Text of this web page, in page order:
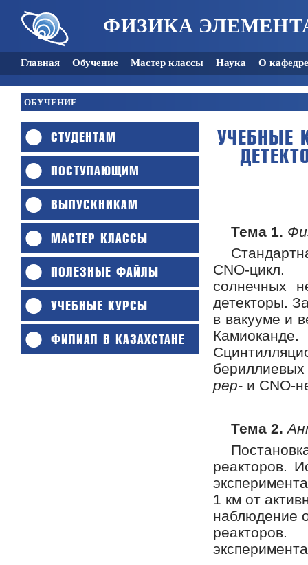
ФИЗИКА
Главная Обучение Мастер классы Наука О кафедре
ОБУЧЕНИЕ
СТУДЕНТАМ
ПОСТУПАЮЩИМ
ВЫПУСКНИКАМ
МАСТЕР КЛАССЫ
ПОЛЕЗНЫЕ ФАЙЛЫ
УЧЕБНЫЕ КУРСЫ
ФИЛИАЛ В КАЗАХСТАНЕ
УЧЕБНЫЕ
Тема 1.
CNO-цикл.
солнечных
детекторы.
в вакууме и
pep- и CNO-
Тема 2.
реакторов.
1 км от
наблюдение